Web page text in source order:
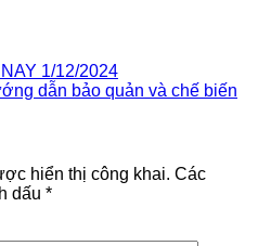
1/12/2024
dẫn bảo quản và chế biến
hiển thị công khai. Các
dấu *